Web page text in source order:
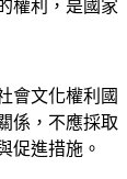
權利，是國家
會文化權利國
係，不應採取
促進措施。